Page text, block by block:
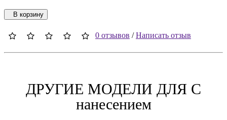
В корзину
0 отзывов /Написать отзыв
ДРУГИЕ МОДЕЛИ ДЛЯ C
нанесением